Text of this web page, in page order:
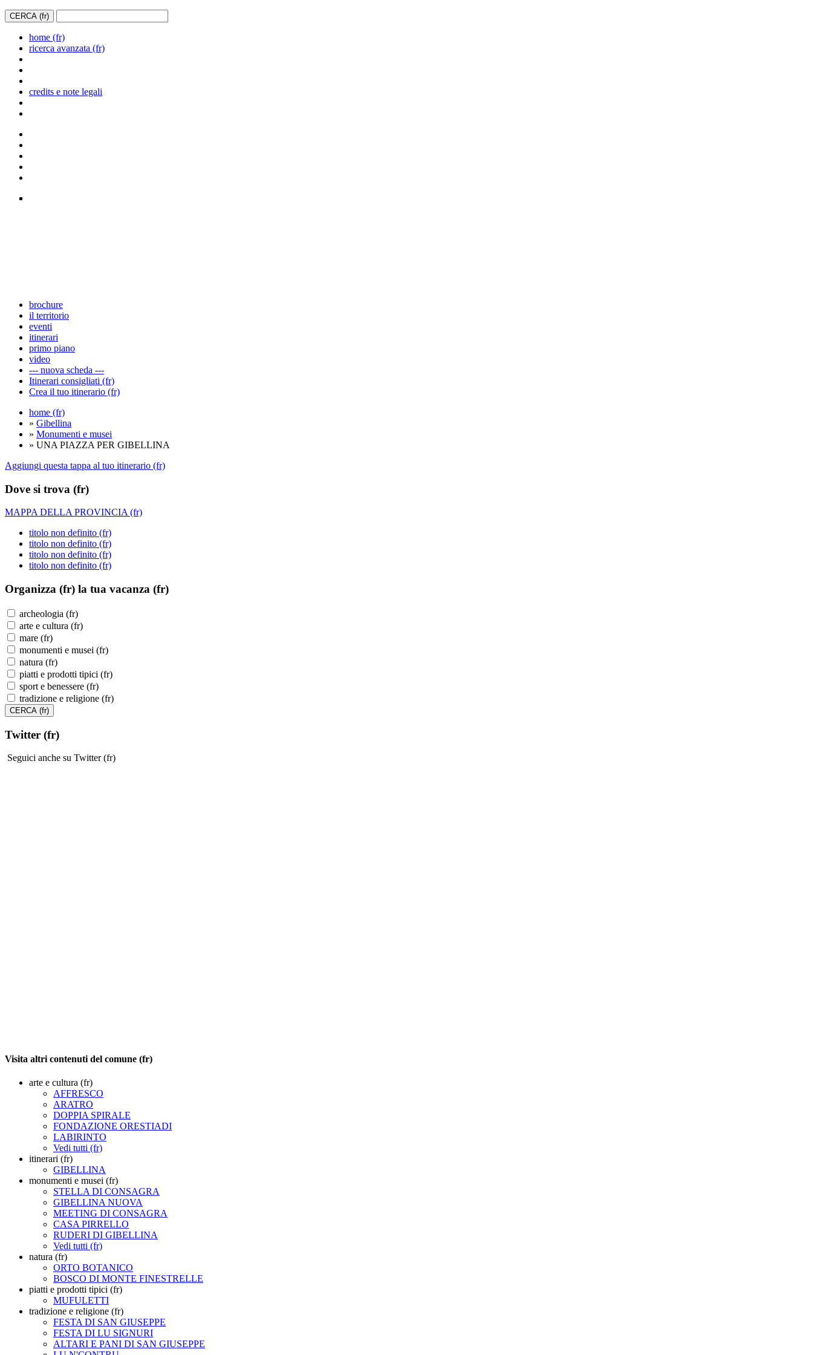
home (fr)
ricerca avanzata (fr)
credits e note legali
brochure
il territorio
eventi
itinerari
primo piano
video
--- nuova scheda ---
Itinerari consigliati (fr)
Crea il tuo itinerario (fr)
home (fr)
» Gibellina
» Monumenti e musei
» UNA PIAZZA PER GIBELLINA
Aggiungi questa tappa al tuo itinerario (fr)
Dove si trova (fr)
MAPPA DELLA PROVINCIA (fr)
titolo non definito (fr)
titolo non definito (fr)
titolo non definito (fr)
titolo non definito (fr)
Organizza (fr) la tua vacanza (fr)
archeologia (fr)
arte e cultura (fr)
mare (fr)
monumenti e musei (fr)
natura (fr)
piatti e prodotti tipici (fr)
sport e benessere (fr)
tradizione e religione (fr)
Twitter (fr)
Seguici anche su Twitter (fr)
Visita altri contenuti del comune (fr)
arte e cultura (fr)
AFFRESCO
ARATRO
DOPPIA SPIRALE
FONDAZIONE ORESTIADI
LABIRINTO
Vedi tutti (fr)
itinerari (fr)
GIBELLINA
monumenti e musei (fr)
STELLA DI CONSAGRA
GIBELLINA NUOVA
MEETING DI CONSAGRA
CASA PIRRELLO
RUDERI DI GIBELLINA
Vedi tutti (fr)
natura (fr)
ORTO BOTANICO
BOSCO DI MONTE FINESTRELLE
piatti e prodotti tipici (fr)
MUFULETTI
tradizione e religione (fr)
FESTA DI SAN GIUSEPPE
FESTA DI LU SIGNURI
ALTARI E PANI DI SAN GIUSEPPE